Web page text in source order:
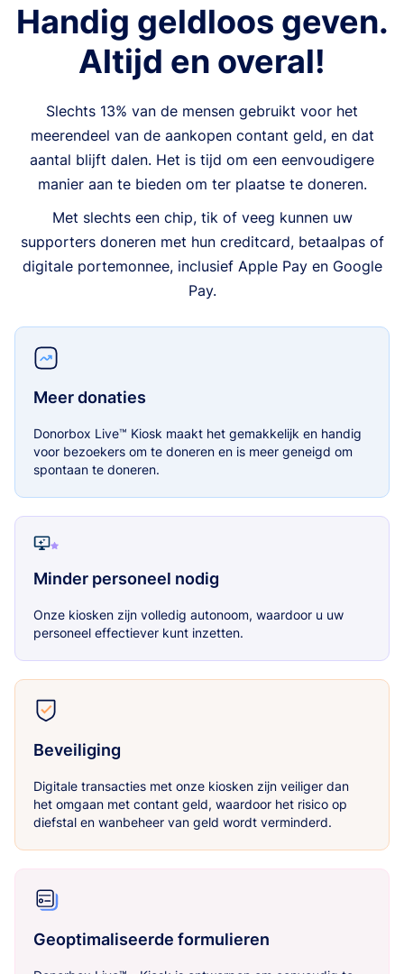
Handig geldloos geven.
Altijd en overal!
Slechts 13% van de mensen gebruikt voor het
meerendeel van de aankopen contant geld, en dat
aantal blijft dalen. Het is tijd om een eenvoudigere
manier aan te bieden om ter plaatse te doneren.
Met slechts een chip, tik of veeg kunnen uw
supporters doneren met hun creditcard, betaalpas of
digitale portemonnee, inclusief Apple Pay en Google
Pay.
Meer donaties
Donorbox Live™ Kiosk maakt het gemakkelijk en handig
voor bezoekers om te doneren en is meer geneigd om
spontaan te doneren.
Minder personeel nodig
Onze kiosken zijn volledig autonoom, waardoor u uw
personeel effectiever kunt inzetten.
Beveiliging
Digitale transacties met onze kiosken zijn veiliger dan
het omgaan met contant geld, waardoor het risico op
diefstal en wanbeheer van geld wordt verminderd.
Geoptimaliseerde formulieren